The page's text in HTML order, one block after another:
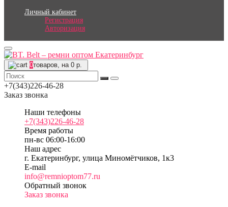
Личный кабинет
Регистрация
Авторизация
0товаров, на 0 р.
+7(343)226-46-28
Заказ звонка
Наши телефоны
+7(343)226-46-28
Время работы
пн-вс 06:00-16:00
Наш адрес
г. Екатеринбург, улица Миномётчиков, 1к3
E-mail
info@remnioptom77.ru
Обратный звонок
Заказ звонка